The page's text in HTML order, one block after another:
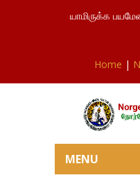
யாமிருக்க
Home |
MENU